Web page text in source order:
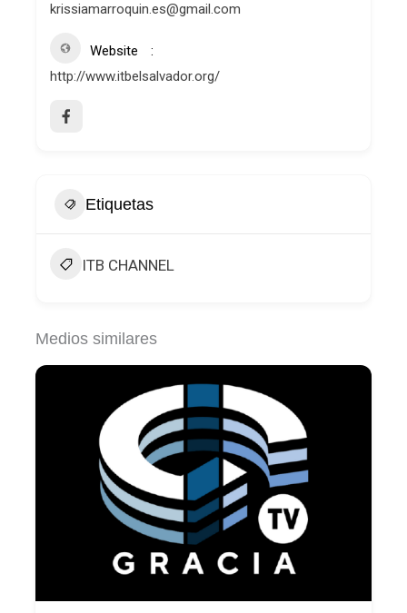
krissiamarroquin.es@gmail.com
Website
http://www.itbelsalvador.org/
Etiquetas
ITB CHANNEL
Medios similares